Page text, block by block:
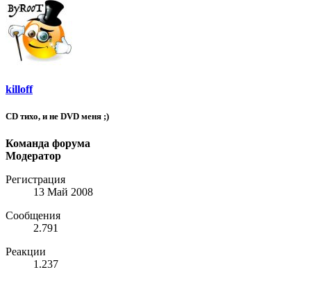
killoff
CD тихо, и не DVD меня ;)
Команда форума
Модератор
Регистрация
13 Май 2008
Сообщения
2.791
Реакции
1.237